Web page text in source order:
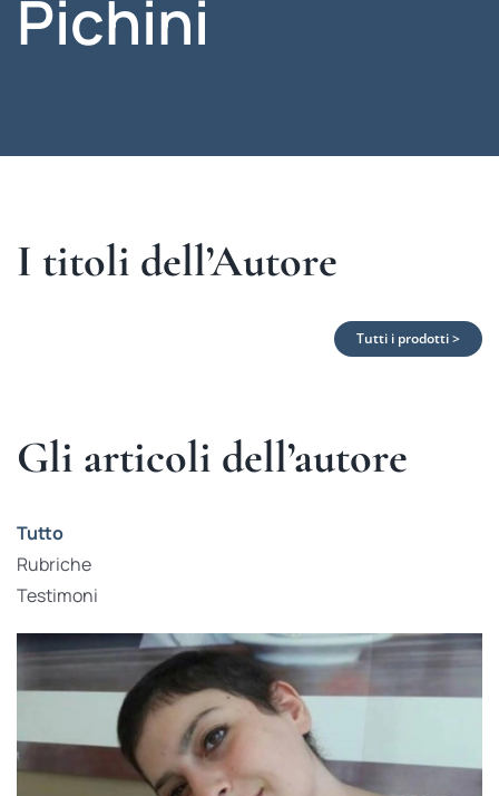
Pichini
I titoli dell’Autore
Tutti i prodotti >
Gli articoli dell’autore
Tutto
Rubriche
Testimoni